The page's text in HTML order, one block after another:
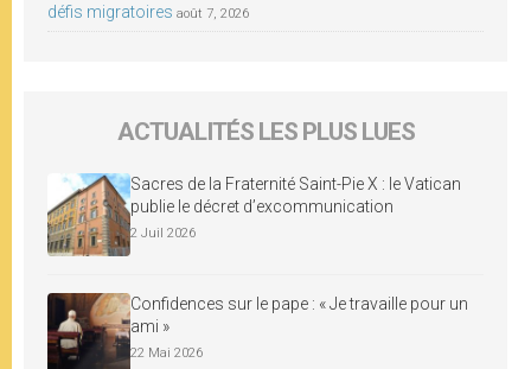
défis migratoires août 7, 2026
ACTUALITÉS LES PLUS LUES
Sacres de la Fraternité Saint-Pie X : le Vatican
publie le décret d’excommunication
2 Juil 2026
Confidences sur le pape : « Je travaille pour un
ami »
22 Mai 2026